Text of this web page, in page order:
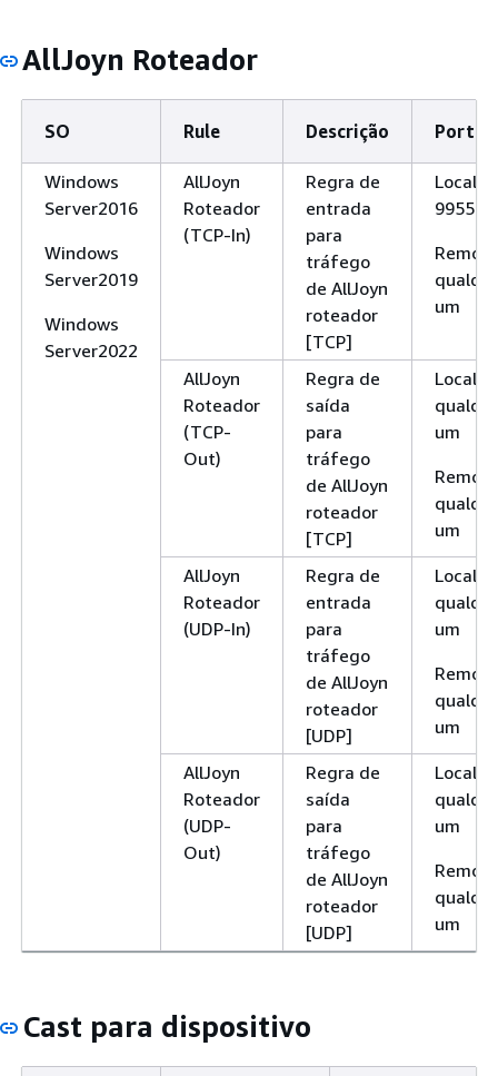
AllJoyn Roteador
SO Rule Descrição Porta
Windows
Server2016
Windows
Server2019
Windows
Server2022
AllJoyn
Roteador
(TCP-In)
Regra de
entrada
para
tráfego
de AllJoyn
roteador
[TCP]
Local:
9955
um
AllJoyn
Roteador
(TCP-
Out)
Regra de
saída
para
tráfego
de AllJoyn
roteador
[TCP]
Local:
um
um
AllJoyn
Roteador
(UDP-In)
Regra de
entrada
para
tráfego
de AllJoyn
roteador
[UDP]
Local:
um
um
AllJoyn
Roteador
(UDP-
Out)
Regra de
saída
para
tráfego
de AllJoyn
roteador
[UDP]
Local:
um
um
Cast para dispositivo